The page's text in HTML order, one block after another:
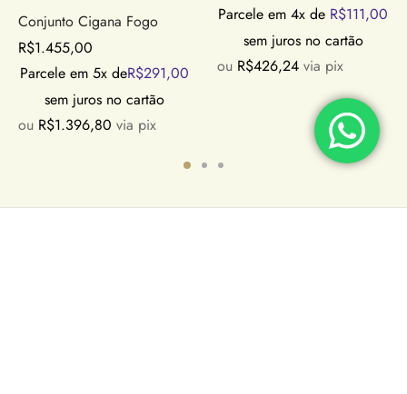
Conjunto Cigana Fogo
R$1.455,00
Parcele em 5x deR$291,00
sem juros no cartão
ou R$1.396,80 via pix
Parcele em 4x de R$111,00
sem juros no cartão
ou R$426,24 via pix